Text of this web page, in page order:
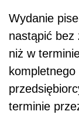
Wydanie
nastąpić bez
niż w
kompletnego
terminie